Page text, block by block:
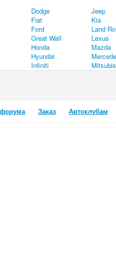
Dodge
Fiat
Ford
Great Wall
Honda
Hyundai
Infiniti
Jeep
Kia
Land
Lexus
Mazda
Заказ Автоклубам